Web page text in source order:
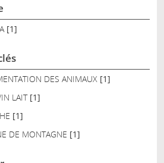
[1]
DES ANIMAUX
DES ANIMAUX [1]
LAIT [1]
[1]
MONTAGNE
DE MONTAGNE [1]